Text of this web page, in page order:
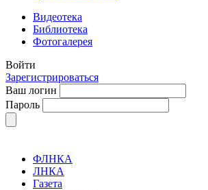
Видеотека
Библиотека
Фотогалерея
Войти
Зарегистрироваться
Ваш логин
Пароль
ФЛНКА
ЛНКА
Газета